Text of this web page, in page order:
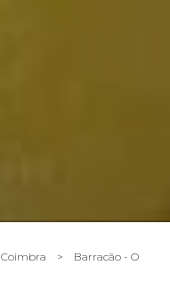
Coimbra > Barracão - O